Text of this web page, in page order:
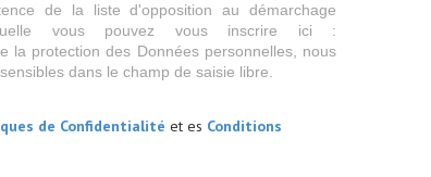
de la liste d'opposition au démarchage
vous pouvez vous inscrire ici :
la protection des Données personnelles, nous
dans le champ de saisie libre.
de Confidentialité et es Conditions